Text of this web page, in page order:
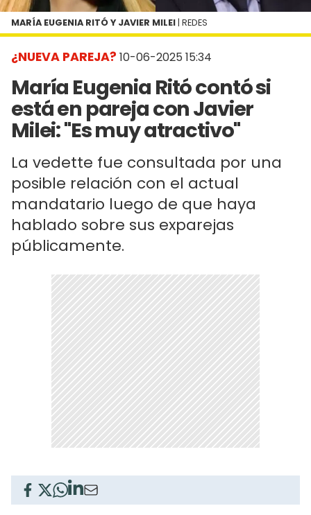
¿NUEVA PAREJA? 10-06-2025 15:34
María Eugenia Ritó contó si
está en pareja con Javier
Milei: "Es muy atractivo"
La vedette fue consultada por una
posible relación con el actual
mandatario luego de que haya
hablado sobre sus exparejas
públicamente.
MARÍA EUGENIA RITÓ Y JAVIER MILEI | REDES